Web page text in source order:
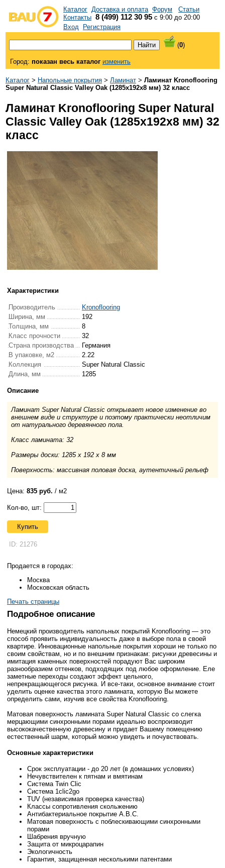
Каталог Доставка и оплата Форум
Статьи
Контакты 8 (499) 112 30 95 с 9:00 до 20:00
Вход
Регистрация
(0)
Город: показан весь каталог изменить
Каталог > Напольные покрытия > Ламинат > Ламинат Kronoflooring
Super Natural Classic Valley Oak (1285x192x8 мм) 32 класс
Ламинат Kronoflooring Super Natural
Classic Valley Oak (1285x192x8 мм) 32
класс
Характеристики
Производитель
Kronoflooring
Ширина, мм
192
Толщина, мм
8
Класс прочности
32
Страна производства
Германия
В упаковке, м2
2.22
Коллекция
Super Natural Classic
Длина, мм
1285
Описание
Ламинат Super Natural Classic открывает новое изменение во
внешнем виде и структуре и поэтому практически неотличим
от натурального деревянного пола.
Класс ламината: 32
Размеры доски: 1285 x 192 x 8 мм
Поверхность: массивная половая доска, аутентичный рельеф
Цена: 835 руб. / м2
Кол-во, шт:
Купить
ID: 21276
Продается в городах:
Москва
Московская область
Печать страницы
Подробное описание
Немецкий производитель напольных покрытий Kronoflooring — это
способ проявить индивидуальность даже в выборе пола в своей
квартире. Инновационные напольные покрытия хороши не только по
своим свойствам, но и по внешним признакам: рисунки древесины и
имитация каменных поверхностей порадуют Вас широким
разнообразием оттенков, подходящих под любое оформление. Еле
заметные переходы создают эффект цельного,
непрекращающегося рисунка. И все-таки, основное внимание стоит
уделить оценке качества этого ламината, которую Вы можете
определить сами, изучив все свойства Kronoflooring.
Матовая поверхность ламината Super Natural Classic со слегка
мерцающими синхронными порами идеально воспроизводит
высококачественную древесину и придает Вашему помещению
естественный шарм, который можно увидеть и почувствовать.
Основные характеристики
Срок эксплуатации - до 20 лет (в домашних условиях)
Нечувствителен к пятнам и вмятинам
Система Twin Clic
Система 1clic2go
TUV (независимая проверка качества)
Классы сопротивления скольжению
Антибактериальное покрытие A.B.C.
Матовая поверхность с поблескивающими синхронными
порами
Шабрения вручную
Защита от микроцарапин
Экологичность
Гарантия, защищенная несколькими патентами